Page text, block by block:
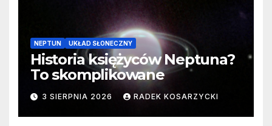
NEPTUN UKŁAD SŁONECZNY
Historia księżyców Neptuna?
To skomplikowane
3 SIERPNIA 2026 RADEK KOSARZYCKI